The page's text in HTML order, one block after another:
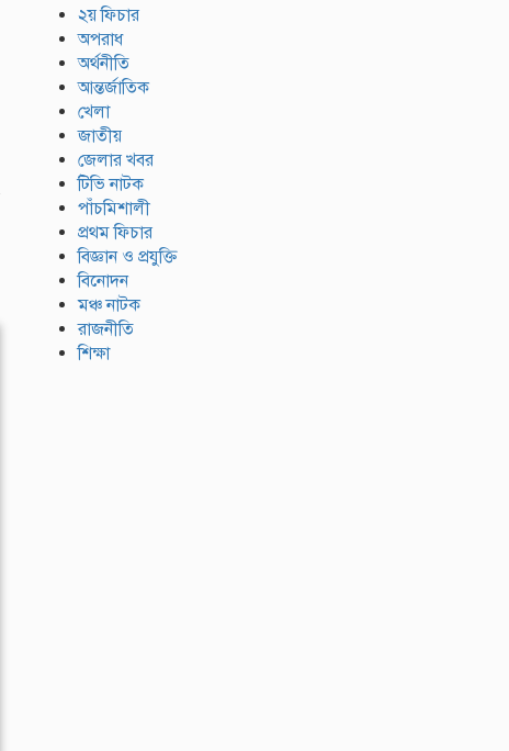
২য় ফিচার
অপরাধ
অর্থনীতি
আন্তর্জাতিক
খেলা
জাতীয়
জেলার খবর
টিভি নাটক
পাঁচমিশালী
প্রথম ফিচার
বিজ্ঞান ও প্রযুক্তি
বিনোদন
মঞ্চ নাটক
রাজনীতি
শিক্ষা